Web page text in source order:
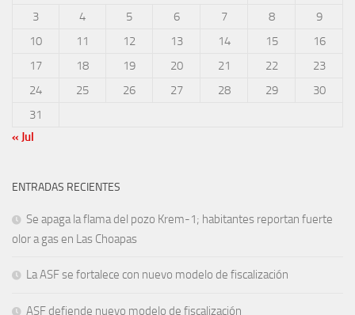
3
4 5 6 7 8
9
10
11 12 13 14 15
16
17
18 19 20 21 22
23
24
25 26 27 28 29
30
31
« Jul
ENTRADAS RECIENTES
Se apaga la flama del pozo Krem-1; habitantes reportan fuerte
olor a gas en Las Choapas
La ASF se fortalece con nuevo modelo de fiscalización
ASF defiende nuevo modelo de fiscalización